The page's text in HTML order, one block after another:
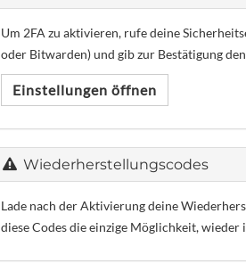
Um 2FA zu aktivieren, rufe deine
oder Bitwarden) und gib zur Bestätigung
Einstellungen öffnen
Wiederherstellungscodes
Lade nach der Aktivierung deine
diese Codes die einzige Möglichkeit, wieder